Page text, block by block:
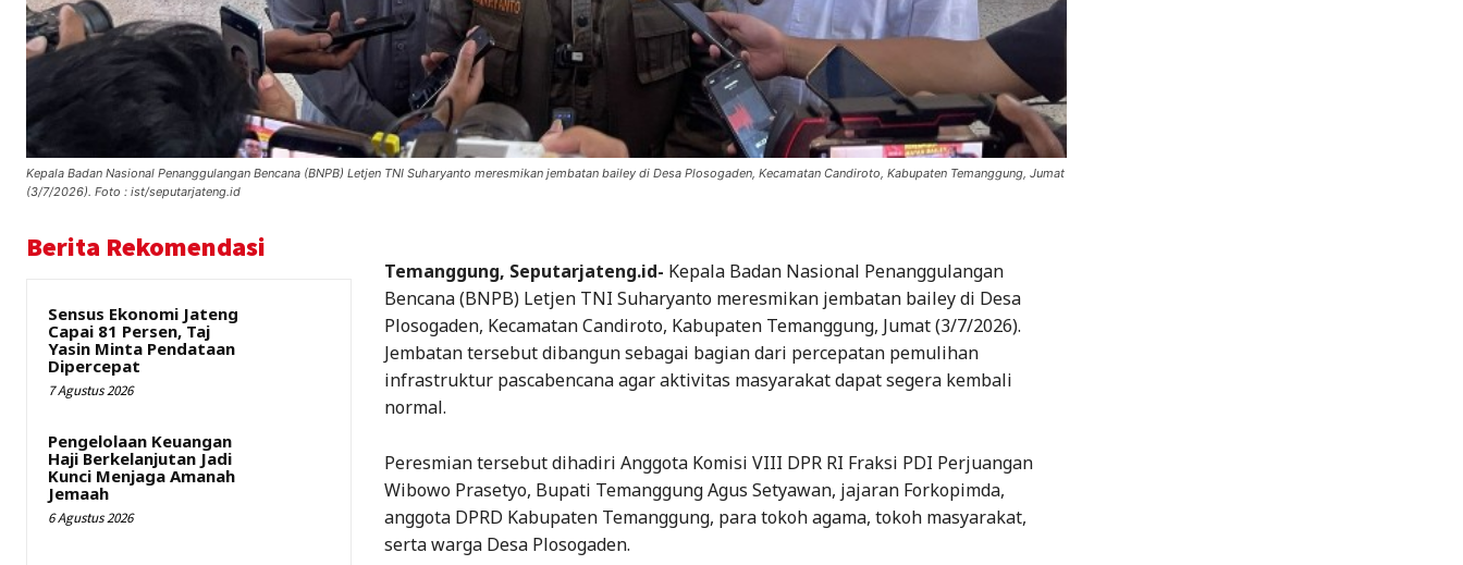
Kepala Badan Nasional Penanggulangan Bencana (BNPB) Letjen TNI Suharyanto meresmikan jembatan bailey di Desa Plosogaden, Kecamatan Candiroto, Kabupaten Temanggung, Jumat
(3/7/2026). Foto : ist/seputarjateng.id
Berita Rekomendasi
Sensus Ekonomi Jateng
Capai 81 Persen, Taj
Yasin Minta Pendataan
Dipercepat
7 Agustus 2026
Pengelolaan Keuangan
Haji Berkelanjutan Jadi
Kunci Menjaga Amanah
Jemaah
6 Agustus 2026
Temanggung, Seputarjateng.id- Kepala Badan Nasional Penanggulangan
Bencana (BNPB) Letjen TNI Suharyanto meresmikan jembatan bailey di Desa
Plosogaden, Kecamatan Candiroto, Kabupaten Temanggung, Jumat (3/7/2026).
Jembatan tersebut dibangun sebagai bagian dari percepatan pemulihan
infrastruktur pascabencana agar aktivitas masyarakat dapat segera kembali
normal.
Peresmian tersebut dihadiri Anggota Komisi VIII DPR RI Fraksi PDI Perjuangan
Wibowo Prasetyo, Bupati Temanggung Agus Setyawan, jajaran Forkopimda,
anggota DPRD Kabupaten Temanggung, para tokoh agama, tokoh masyarakat,
serta warga Desa Plosogaden.